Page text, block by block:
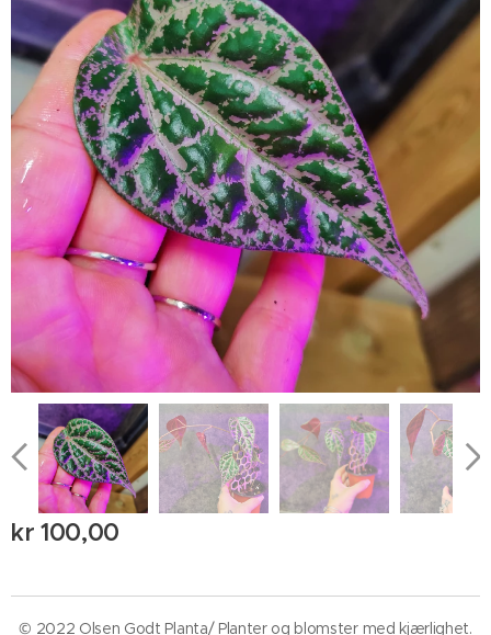
kr100,00
© 2022 Olsen Godt Planta/ Planter og blomster med kjærlighet.